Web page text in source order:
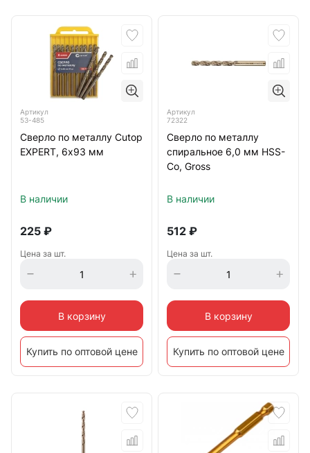
Артикул
53-485
Сверло по металлу Cutop
EXPERT, 6х93 мм
В наличии
225 ₽
Цена за шт.
В корзину
Купить по оптовой цене
Артикул
72322
Сверло по металлу
спиральное 6,0 мм HSS-
Со, Gross
В наличии
512 ₽
Цена за шт.
В корзину
Купить по оптовой цене